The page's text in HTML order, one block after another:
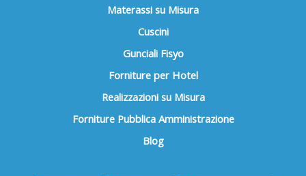
Materassi su Misura
Cuscini
Gunciali Fisyo
Forniture per Hotel
Realizzazioni su Misura
Forniture Pubblica Amministrazione
Blog